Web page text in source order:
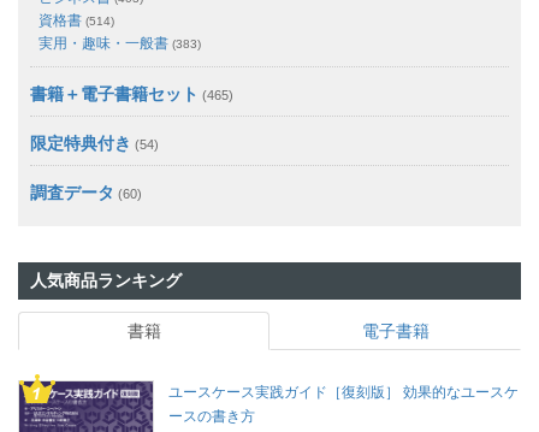
資格書 (514)
実用・趣味・一般書 (383)
書籍＋電子書籍セット (465)
限定特典付き (54)
調査データ (60)
人気商品ランキング
書籍 電子書籍
ユースケース実践ガイド［復刻版］ 効果的なユースケ
ースの書き方